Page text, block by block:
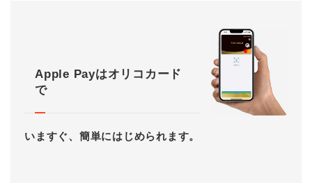
Apple Payはオリコカード
で
いますぐ、簡単にはじめられます。